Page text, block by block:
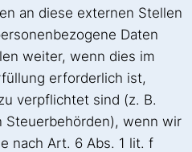
an diese externen Stellen
Daten
weiter, wenn dies im
erforderlich ist,
verpflichtet sind (z. B.
Steuerbehörden), wenn wir
nach Art. 6 Abs. 1 lit. f